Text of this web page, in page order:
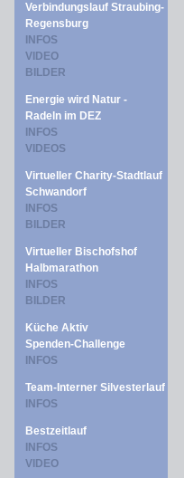
Verbindungslauf Straubing-
Regensburg
INFOS
VIDEO
BILDER
Energie wird Natur -
Radeln im DEZ
INFOS
VIDEOS
Virtueller Charity-Stadtlauf
Schwandorf
INFOS
BILDER
Virtueller Bischofshof
Halbmarathon
INFOS
BILDER
Küche Aktiv
Spenden-Challenge
INFOS
Team-Interner Silvesterlauf
INFOS
Bestzeitlauf
INFOS
VIDEO